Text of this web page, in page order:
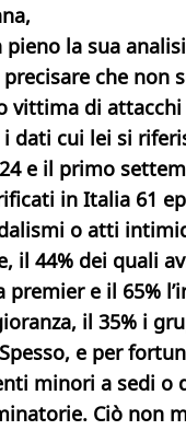
la sua
che non
vittima di
dati cui lei si
e il primo
in Italia 61
o atti
il 44% dei quali
e il 65%
il 35% i
e per
minori a sedi o
Ciò non